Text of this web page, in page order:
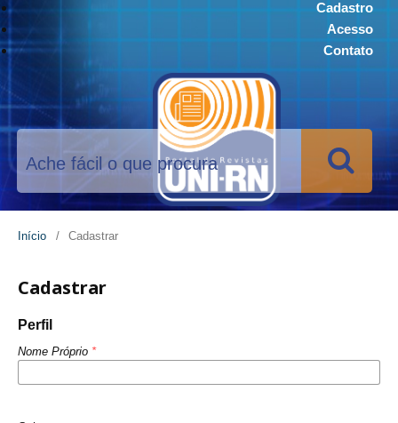
Cadastro
Acesso
Contato
Início / Cadastrar
Cadastrar
Perfil
Nome Próprio *